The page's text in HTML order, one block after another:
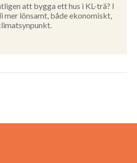
att bygga ett hus i KL-trä? I
mer lönsamt, både ekonomiskt,